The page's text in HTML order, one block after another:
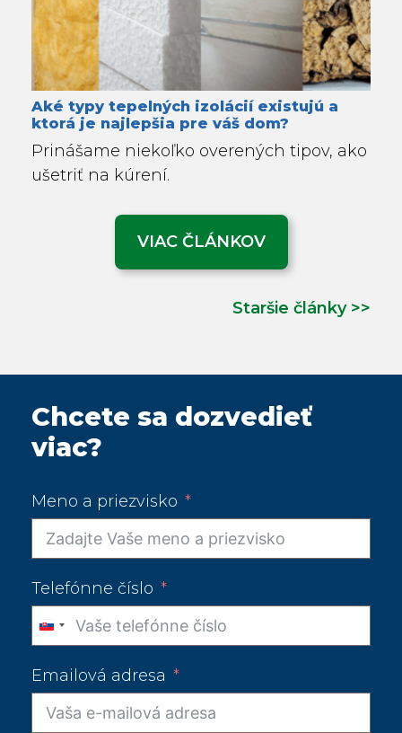
Aké typy tepelných izolácií existujú a
ktorá je najlepšia pre váš dom?
Prinášame niekoľko overených tipov, ako
ušetriť na kúrení.
VIAC ČLÁNKOV
Staršie články >>
Chcete sa dozvedieť
viac?
Meno a priezvisko
Telefónne číslo
Slovakia
Emailová adresa